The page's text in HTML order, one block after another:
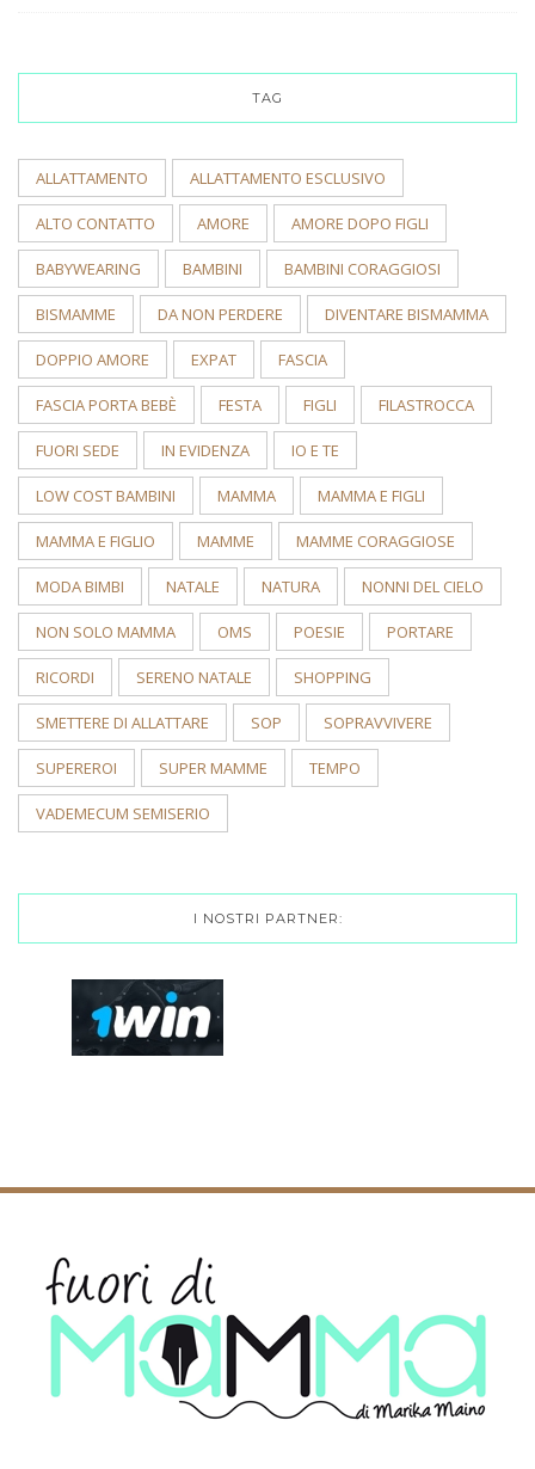
TAG
ALLATTAMENTO ALLATTAMENTO ESCLUSIVO
ALTO CONTATTO AMORE AMORE DOPO FIGLI
BABYWEARING BAMBINI BAMBINI CORAGGIOSI
BISMAMME DA NON PERDERE DIVENTARE BISMAMMA
DOPPIO AMORE EXPAT FASCIA
FASCIA PORTA BEBÈ FESTA FIGLI FILASTROCCA
FUORI SEDE IN EVIDENZA IO E TE
LOW COST BAMBINI MAMMA MAMMA E FIGLI
MAMMA E FIGLIO MAMME MAMME CORAGGIOSE
MODA BIMBI NATALE NATURA NONNI DEL CIELO
NON SOLO MAMMA OMS POESIE PORTARE
RICORDI SERENO NATALE SHOPPING
SMETTERE DI ALLATTARE SOP SOPRAVVIVERE
SUPEREROI SUPER MAMME TEMPO
VADEMECUM SEMISERIO
I NOSTRI PARTNER: